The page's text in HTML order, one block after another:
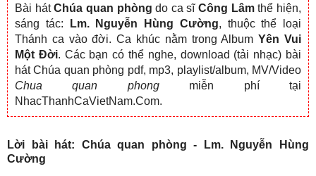
Bài hátChúa quan phòng do ca sĩCông Lâmthể hiện,
sáng tác:
Lm. Nguyễn Hùng Cường, thuộc thể loại
Thánh ca vào đời. Ca khúc nằm trong AlbumYên Vui
Một Đời. Các bạn có thể nghe, download (tải nhạc) bài
hát Chúa quan phòng pdf, mp3, playlist/album, MV/Video
Chua quan phongmiễn phí tại
NhacThanhCaVietNam.Com.
Lời bài hát: Chúa quan phòng - Lm. Nguyễn Hùng
Cường